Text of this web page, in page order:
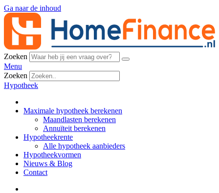
Ga naar de inhoud
Zoeken
Menu
Zoeken
Hypotheek
Maximale hypotheek berekenen
Maandlasten berekenen
Annuïteit berekenen
Hypotheekrente
Alle hypotheek aanbieders
Hypotheekvormen
Nieuws & Blog
Contact